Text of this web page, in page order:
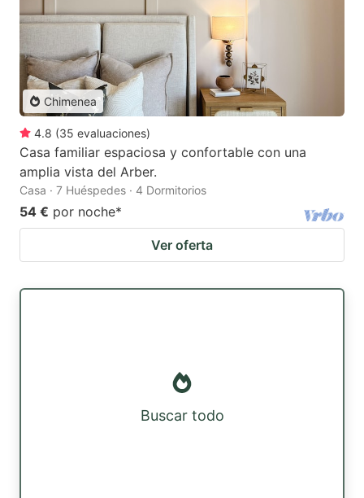
Chimenea
4.8 (35 evaluaciones)
Casa familiar espaciosa y confortable con una
amplia vista del Arber.
Casa · 7 Huéspedes · 4 Dormitorios
54 € por noche*
Ver oferta
Buscar todo